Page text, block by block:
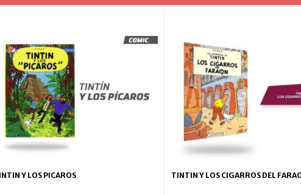
Y LOS PICAROS TINTIN Y LOS CIGARROS DEL